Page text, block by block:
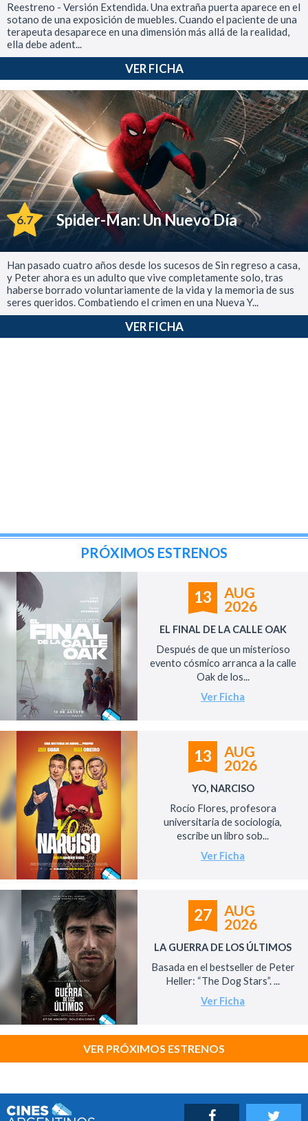
Reestreno - Versión Extendida. Una extraña puerta aparece en el
sotano de una exposición de muebles. Cuando el paciente de una
terapeuta desaparece en una dimensión más allá de la realidad,
ella debe adent...
VER FICHA
6.7 Spider-Man: Un Nuevo Día
Han pasado cuatro años desde los sucesos de Sin regreso a casa,
y Peter ahora es un adulto que vive completamente solo, tras
haberse borrado voluntariamente de la vida y la memoria de sus
seres queridos. Combatiendo el crimen en una Nueva Y...
VER FICHA
PRÓXIMOS ESTRENOS
13
AUG
2026
EL FINAL DE LA CALLE OAK
Después de que un misterioso
evento cósmico arranca a la calle
Oak de los...
Ver Ficha
13
AUG
2026
YO, NARCISO
Rocío Flores, profesora
universitaria de sociología,
escribe un libro sob...
Ver Ficha
27
AUG
2026
LA GUERRA DE LOS ÚLTIMOS
Basada en el bestseller de Peter
Heller: “The Dog Stars”. ...
Ver Ficha
VER PRÓXIMOS ESTRENOS